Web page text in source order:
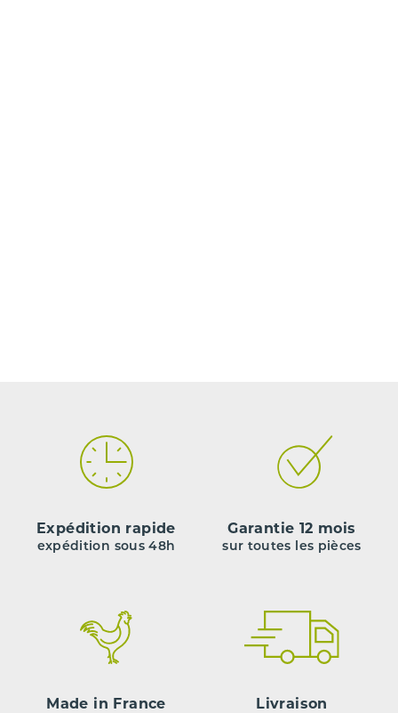
Expédition rapide
expédition sous 48h
Garantie 12 mois
sur toutes les pièces
Made in France Livraison